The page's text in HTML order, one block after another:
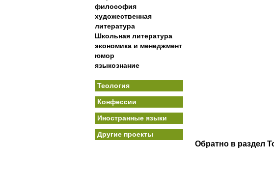
философия
художественная
литература
Школьная литература
экономика и менеджмент
юмор
языкознание
Теология
Конфессии
Иностранные языки
Другие проекты
Обратно в раздел